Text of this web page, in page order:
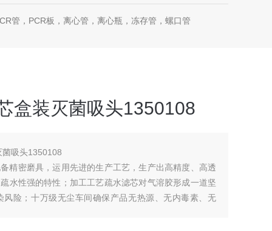
管，PCR板，离心管，离心瓶，冻存管，螺口管
盒装灭菌吸头1350108
吸头1350108
精密磨具，运用先进的生产工艺，生产出高精度、高透
水性强的特性；加工工艺疏水滤芯对气溶胶形成一道坚
险；十万级无尘车间确保产品无热源、无内毒素、无